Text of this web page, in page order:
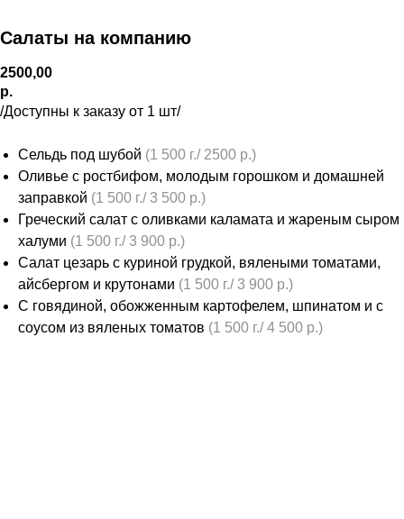
Салаты на компанию
2500,00
р.
/Доступны к заказу от 1 шт/
Сельдь под шубой (1 500 г./ 2500 р.)
Оливье с ростбифом, молодым горошком и домашней
заправкой (1 500 г./ 3 500 р.)
Греческий салат с оливками каламата и жареным сыром
халуми (1 500 г./ 3 900 р.)
Салат цезарь с куриной грудкой, вялеными томатами,
айсбергом и крутонами (1 500 г./ 3 900 р.)
С говядиной, обожженным картофелем, шпинатом и с
соусом из вяленых томатов (1 500 г./ 4 500 р.)